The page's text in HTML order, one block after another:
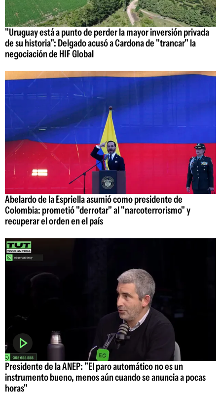
"Uruguay está a punto de perder la mayor inversión privada
de su historia": Delgado acusó a Cardona de "trancar" la
negociación de HIF Global
Abelardo de la Espriella asumió como presidente de
Colombia: prometió "derrotar" al "narcoterrorismo" y
recuperar el orden en el país
Presidente de la ANEP: "El paro automático no es un
instrumento bueno, menos aún cuando se anuncia a pocas
horas"